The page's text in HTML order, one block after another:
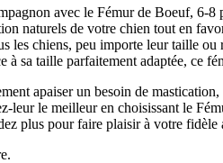
avec le Fémur de Boeuf, 6-
naturels de votre chien tout en
les chiens, peu importe leur taille
à sa taille parfaitement adaptée, ce
apaiser un besoin de
leur le meilleur en choisissant le
plus pour faire plaisir à votre fidèle